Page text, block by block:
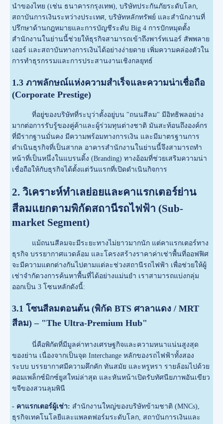
นำของไทย (เช่น ธนาคารกรุงเทพ), บริษัทประกันภัยระดับโลก,
สถาบันการเงินระหว่างประเทศ, บริษัทหลักทรัพย์ และสำนักงานที่
ปรึกษาด้านกฎหมายและการบัญชีระดับ Big 4 การปักหมุดตั้ง
สำนักงานในย่านนี้ช่วยให้ธุรกิจสามารถเข้าถึงพาร์ทเนอร์ สัพพลาย
เออร์ และสถาบันทางการเงินได้อย่างง่ายดาย เพิ่มความคล่องตัวใน
การทำธุรกรรมและการประสานงานเชิงกลยุทธ์
1.3 ภาพลักษณ์แห่งความสำเร็จและความน่าเชื่อถือ
(Corporate Prestige)
ที่อยู่ของบริษัทที่ระบุว่าตั้งอยู่บน "ถนนสีลม" มีอิทธิพลอย่าง
มากต่อการรับรู้ของคู่ค้าและผู้ร่วมทุนต่างชาติ มันสะท้อนถึงองค์กร
ที่มีรากฐานมั่นคง มีความพร้อมทางการเงิน และมีมาตรฐานการ
ดำเนินธุรกิจที่เป็นสากล อาคารสำนักงานในย่านนี้จึงสามารถทำ
หน้าที่เป็นหนึ่งในแบรนดิ้ง (Branding) ทางอ้อมที่ช่วยเสริมความน่า
เชื่อถือให้กับธุรกิจได้ตั้งแต่วันแรกที่เปิดดำเนินกิจการ
2. วิเคราะห์ทำเลย่อยและคาแรกเตอร์ย่าน
สีลมแยกตามพิกัดสถานีรถไฟฟ้า (Sub-
market Segment)
แม้ถนนสีลมจะมีระยะทางไม่ยาวมากนัก แต่คาแรกเตอร์ทาง
ธุรกิจ บรรยากาศแวดล้อม และโครงสร้างราคาค่าเช่าพื้นที่ออฟฟิศ
จะมีความแตกต่างกันไปตามแต่ละช่วงสถานีรถไฟฟ้า เพื่อช่วยให้ผู้
เช่าจำกัดวงการค้นหาพื้นที่ได้อย่างแม่นยำ เราสามารถแบ่งกลุ่ม
ออกเป็น 3 โซนหลักดังนี้:
3.1 โซนสีลมตอนต้น (พิกัด BTS ศาลาแดง / MRT
สีลม) – "The Ultra-Premium Hub"
นี่คือพิกัดที่มีมูลค่าทางเศรษฐกิจและความหนาแน่นสูงสุด
ของย่าน เนื่องจากเป็นจุด Interchange หลักของรถไฟฟ้าทั้งสอง
ระบบ บรรยากาศมีความคึกคัก ทันสมัย และหรูหรา รายล้อมไปด้วย
คอมเพล็กซ์มิกซ์ยูสใหม่ล่าสุด และหันหน้าเปิดรับทัศนียภาพอันเขียว
ขจีของสวนลุมพินี
- คาแรกเตอร์ผู้เช่า: สำนักงานใหญ่ของบริษัทข้ามชาติ (MNCs),
ธุรกิจเทคโนโลยีและแพลตฟอร์มระดับโลก, สถาบันการเงินและ